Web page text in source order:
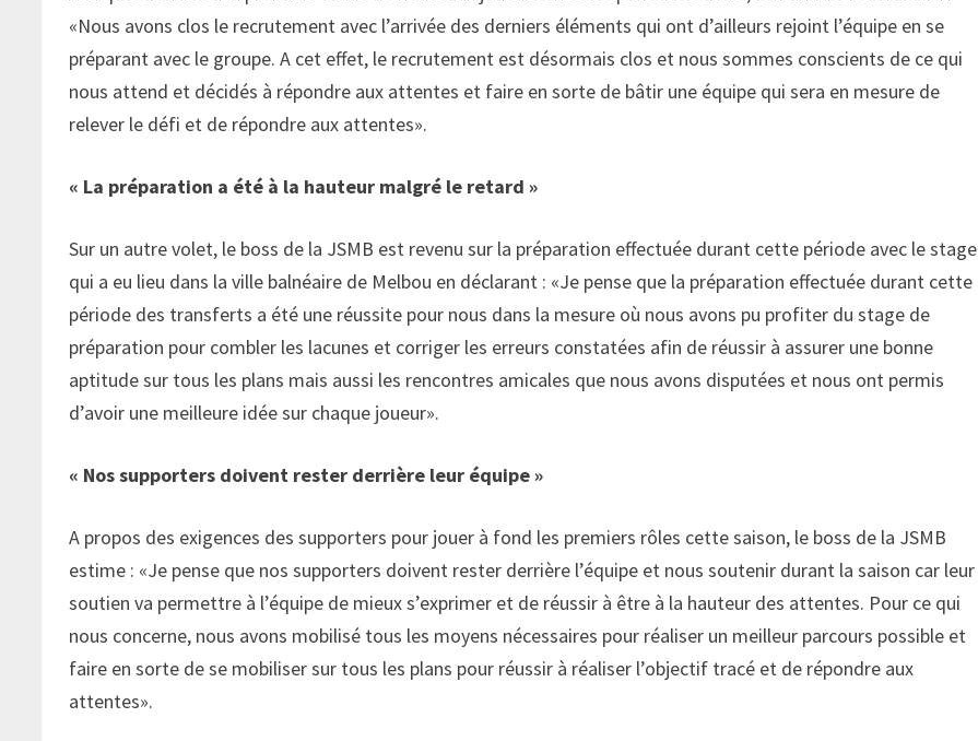
«Nous avons clos le recrutement avec l’arrivée des derniers éléments qui ont d’ailleurs rejoint l’équipe en se
préparant avec le groupe. A cet effet, le recrutement est désormais clos et nous sommes conscients de ce qui
nous attend et décidés à répondre aux attentes et faire en sorte de bâtir une équipe qui sera en mesure de
relever le défi et de répondre aux attentes».
« La préparation a été à la hauteur malgré le retard »
Sur un autre volet, le boss de la JSMB est revenu sur la préparation effectuée durant cette période avec le stage
qui a eu lieu dans la ville balnéaire de Melbou en déclarant : «Je pense que la préparation effectuée durant cette
période des transferts a été une réussite pour nous dans la mesure où nous avons pu profiter du stage de
préparation pour combler les lacunes et corriger les erreurs constatées afin de réussir à assurer une bonne
aptitude sur tous les plans mais aussi les rencontres amicales que nous avons disputées et nous ont permis
d’avoir une meilleure idée sur chaque joueur».
« Nos supporters doivent rester derrière leur équipe »
A propos des exigences des supporters pour jouer à fond les premiers rôles cette saison, le boss de la JSMB
estime : «Je pense que nos supporters doivent rester derrière l’équipe et nous soutenir durant la saison car leur
soutien va permettre à l’équipe de mieux s’exprimer et de réussir à être à la hauteur des attentes. Pour ce qui
nous concerne, nous avons mobilisé tous les moyens nécessaires pour réaliser un meilleur parcours possible et
faire en sorte de se mobiliser sur tous les plans pour réussir à réaliser l’objectif tracé et de répondre aux
attentes».